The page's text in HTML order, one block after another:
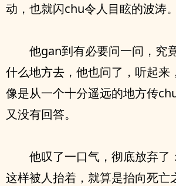
动，也就闪chu令人目眩的波涛。
他gan到有必要问一问，究
什么地方去，他也问了，听起来
像是从一个十分遥远的地方传
又没有回答。
他叹了一口气，彻底放弃了
这样被人抬着，就算是抬向死亡